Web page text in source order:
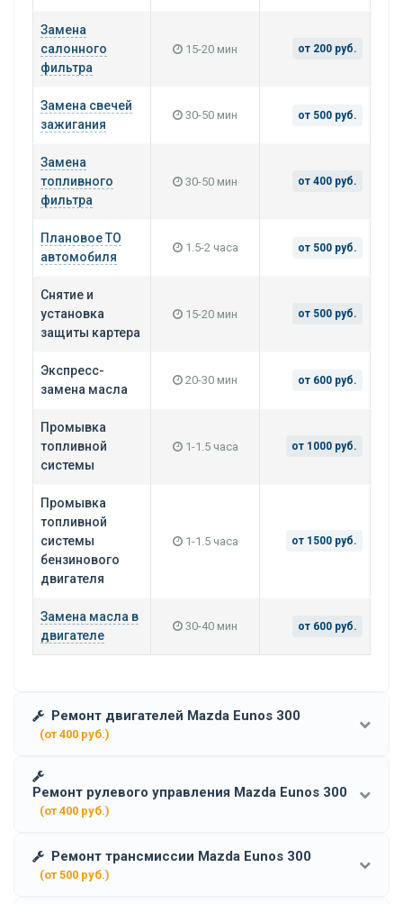
Замена
салонного
фильтра
15-20 мин от 200 руб.
Замена свечей
зажигания
30-50 мин от 500 руб.
Замена
топливного
фильтра
30-50 мин от 400 руб.
Плановое ТО
автомобиля
1.5-2 часа от 500 руб.
Снятие и
установка
защиты картера
15-20 мин от 500 руб.
Экспресс-
замена масла
20-30 мин от 600 руб.
Промывка
топливной
системы
1-1.5 часа от 1000 руб.
Промывка
топливной
системы
бензинового
двигателя
1-1.5 часа от 1500 руб.
Замена масла в
двигателе
30-40 мин от 600 руб.
Ремонт двигателей Mazda Eunos 300
(от 400 руб.)
Ремонт рулевого управления Mazda Eunos 300
(от 400 руб.)
Ремонт трансмиссии Mazda Eunos 300
(от 500 руб.)